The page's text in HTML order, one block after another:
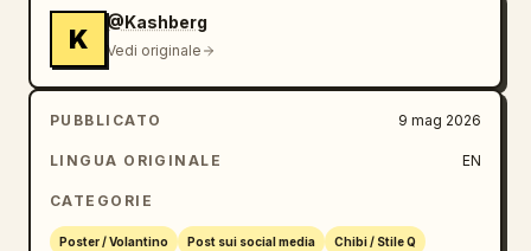
fiori, dettagli scintillanti e accenti di
movimento calmi per migliorare la narrazione.
Usa una composizione estetica pulita,
contorni bianchi in stile adesivo, tonalità
pastello come verde salvia, crema, beige,
rosa polvere e caldi toni della terra, un
design carino di ispirazione coreana, con
un'atmosfera da poster naturale e grezza in
K
@Kashberg
Vedi originale
PUBBLICATO 9 mag 2026
LINGUA ORIGINALE EN
CATEGORIE
Poster / Volantino Post sui social media Chibi / Stile Q